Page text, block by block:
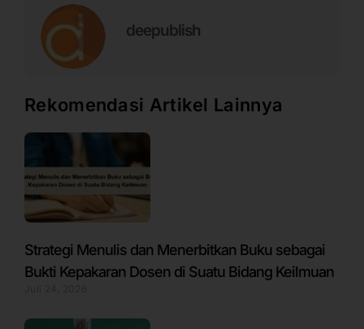
deepublish
Rekomendasi Artikel Lainnya
Strategi Menulis dan Menerbitkan Buku sebagai
Bukti Kepakaran Dosen di Suatu Bidang Keilmuan